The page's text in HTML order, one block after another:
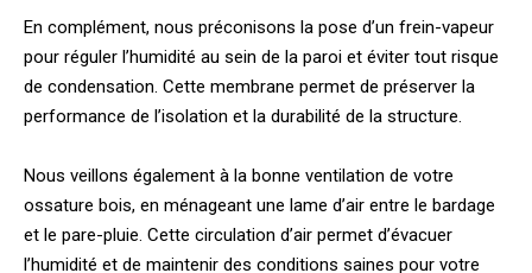
En complément, nous préconisons la pose d’un frein-vapeur
pour réguler l’humidité au sein de la paroi et éviter tout risque
de condensation. Cette membrane permet de préserver la
performance de l’isolation et la durabilité de la structure.
Nous veillons également à la bonne ventilation de votre
ossature bois, en ménageant une lame d’air entre le bardage
et le pare-pluie. Cette circulation d’air permet d’évacuer
l’humidité et de maintenir des conditions saines pour votre